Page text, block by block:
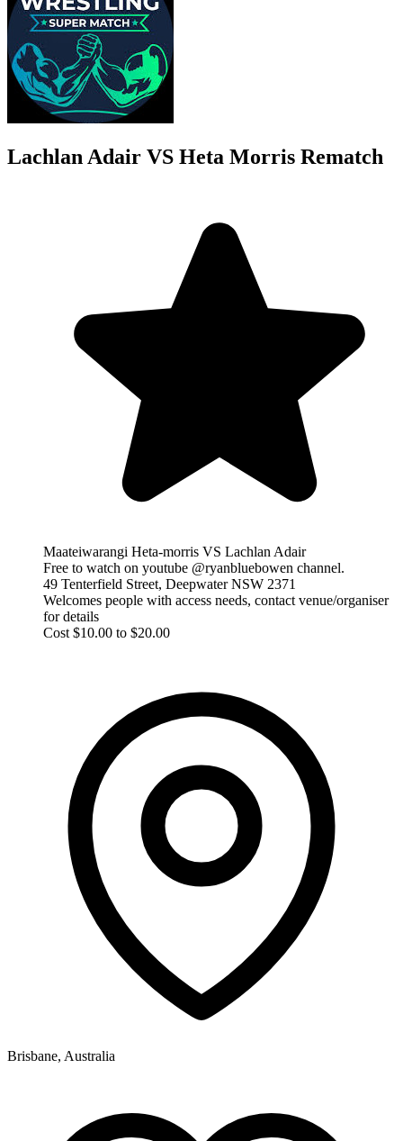
Lachlan Adair VS Heta Morris Rematch
Maateiwarangi Heta-morris VS Lachlan Adair
Free to watch on youtube @ryanbluebowen channel.
49 Tenterfield Street, Deepwater NSW 2371
Welcomes people with access needs, contact venue/organiser
for details
Cost $10.00 to $20.00
Brisbane, Australia